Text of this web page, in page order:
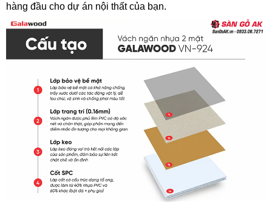
hàng đầu cho dự án nội thất của bạn.